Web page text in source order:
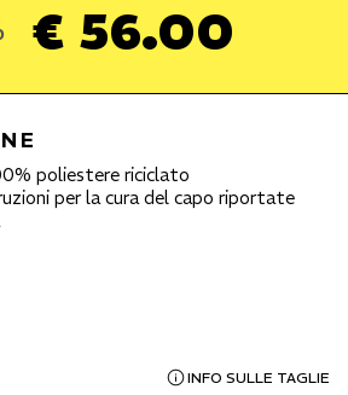
€ 56.00
poliestere riciclato
per la cura del capo riportate
INFO SULLE TAGLIE